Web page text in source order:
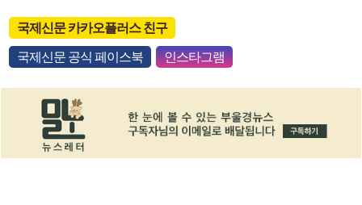
국제신문 카카오플러스 친구
국제신문 공식 페이스북 인스타그램